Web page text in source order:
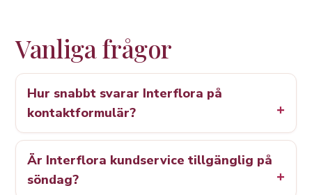
Vanliga frågor
Hur snabbt svarar Interflora på
kontaktformulär?
Är Interflora kundservice tillgänglig på
söndag?